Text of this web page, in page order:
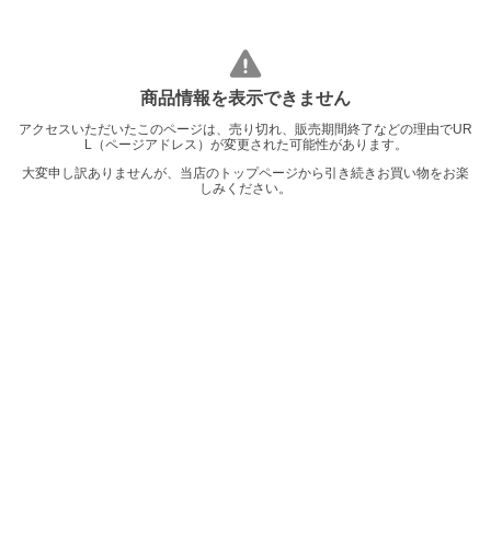
商品情報を表示できません
アクセスいただいたこのページは、売り切れ、販売期間終了などの理由でUR
L（ページアドレス）が変更された可能性があります。
大変申し訳ありませんが、当店のトップページから引き続きお買い物をお楽
しみください。